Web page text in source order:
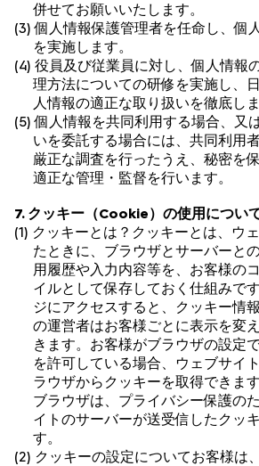
併せてお願いいたします。
(3) 個人情報保護管理者を任命し、個
を実施します。
(4) 役員及び従業員に対し、個人情報
理方法についての研修を実施し、
人情報の適正な取り扱いを徹底しま
(5) 個人情報を共同利用する場合、又
いを委託する場合には、共同利用
厳正な調査を行ったうえ、秘密を
適正な管理・監督を行います。
7. クッキー（Cookie）の使用につい
(1) クッキーとは？クッキーとは、ウ
たときに、ブラウザとサーバーと
用履歴や入力内容等を、お客様の
イルとして保存しておく仕組みで
ジにアクセスすると、クッキー情
の運営者はお客様ごとに表示を変
きます。お客様がブラウザの設定
を許可している場合、ウェブサイ
ラウザからクッキーを取得できま
ブラウザは、プライバシー保護の
イトのサーバーが送受信したクッ
す。
(2) クッキーの設定についてお客様は